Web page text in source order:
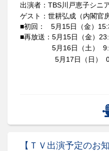
出演者： TBS川戸恵子シニ
ゲスト：世耕弘成（内閣官
■初回： 5月 15日（金）
■再放送： 5月 15日（金）
5月 16日（土）
5月 17日（日）
【ＴＶ出演予定のお